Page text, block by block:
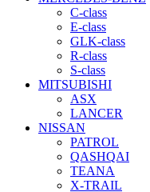
C-class
E-class
GLK-class
R-class
S-class
MITSUBISHI
ASX
LANCER
NISSAN
PATROL
QASHQAI
TEANA
X-TRAIL